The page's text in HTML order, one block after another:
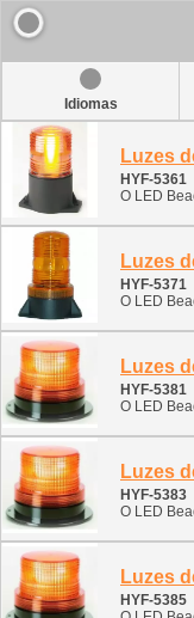
Idiomas
HYF-5361
O LED Beacon da Série 536X possui 3 tipos de padrões de flash, produzindo um
HYF-5371
O LED Beacon da Série 537X possui 3 tipos de padrões de flash, produzindo um
HYF-5381
O LED Beacon da Série 538X possui 6 tipos de padrões de flash, produzindo um
HYF-5383
O LED Beacon da Série 538X possui 6 tipos de padrões de flash, produzindo um
HYF-5385